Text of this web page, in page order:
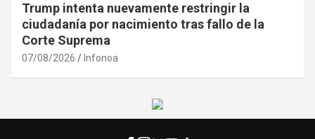
Trump intenta nuevamente restringir la
ciudadanía por nacimiento tras fallo de la
Corte Suprema
07/08/2026 Infonoa